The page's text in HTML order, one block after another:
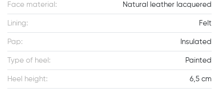
Face material: Natural leather lacquered
Lining: Felt
Pap: Insulated
Type of heel: Painted
Heel height: 6,5 cm